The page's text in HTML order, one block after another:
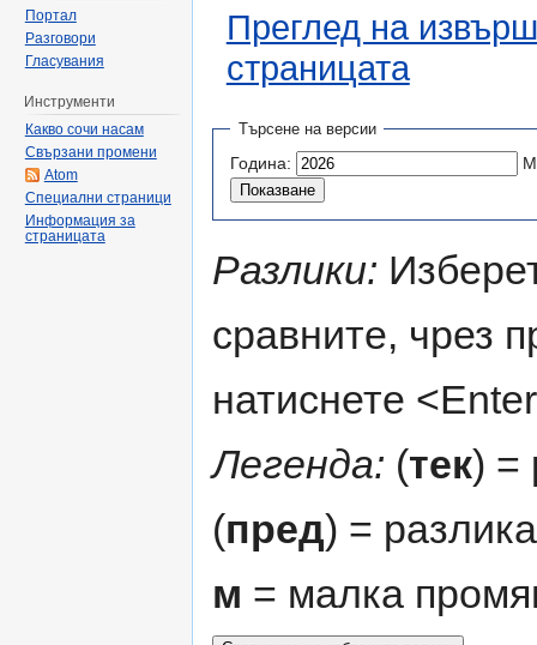
Преглед на
страницата
Търсене на версии
Година:
Разлики:
сравните, чрез
натиснете
Легенда: (тек) =
(пред) =
м = малка
Портал
Разговори
Гласувания
Инструменти
Какво сочи насам
Свързани промени
Atom
Специални страници
Информация за
страницата